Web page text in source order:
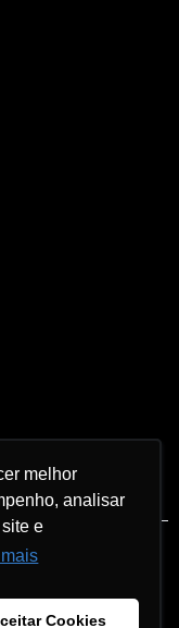
melhor
analisar
e
Cookies
melhor
analisar
e
Cookies